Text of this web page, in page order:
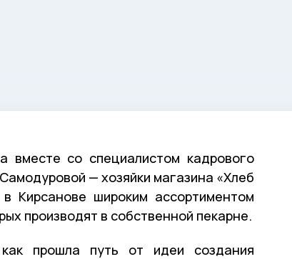
вместе со специалистом кадрового
— хозяйки магазина «Хлеб
Кирсанове широким ассортиментом
производят в собственной пекарне.
прошла путь от идеи создания